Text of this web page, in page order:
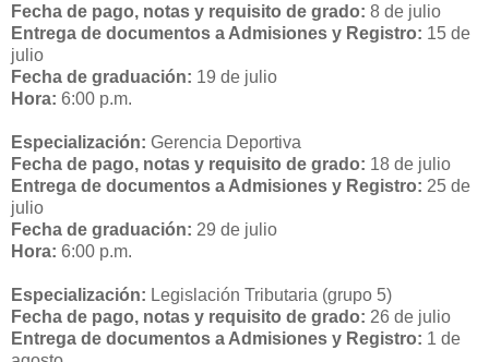
Fecha de pago, notas y requisito de grado: 8 de julio
Entrega de documentos a Admisiones y Registro: 15 de
julio
Fecha de graduación: 19 de julio
Hora: 6:00 p.m.
Especialización: Gerencia Deportiva
Fecha de pago, notas y requisito de grado: 18 de julio
Entrega de documentos a Admisiones y Registro: 25 de
julio
Fecha de graduación: 29 de julio
Hora: 6:00 p.m.
Especialización: Legislación Tributaria (grupo 5)
Fecha de pago, notas y requisito de grado: 26 de julio
Entrega de documentos a Admisiones y Registro: 1 de